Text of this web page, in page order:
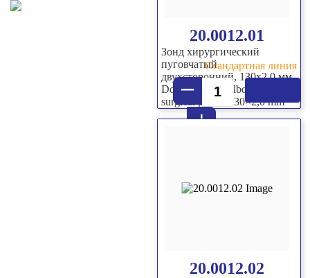
20.0012.01
Зонд хирургический
пуговчатый
двухсторонний, 130х2,0 мм
Double sided bulbous-end
surgical probe, 130×2,0 mm
–
+
Стандартная линия
20.0012.02